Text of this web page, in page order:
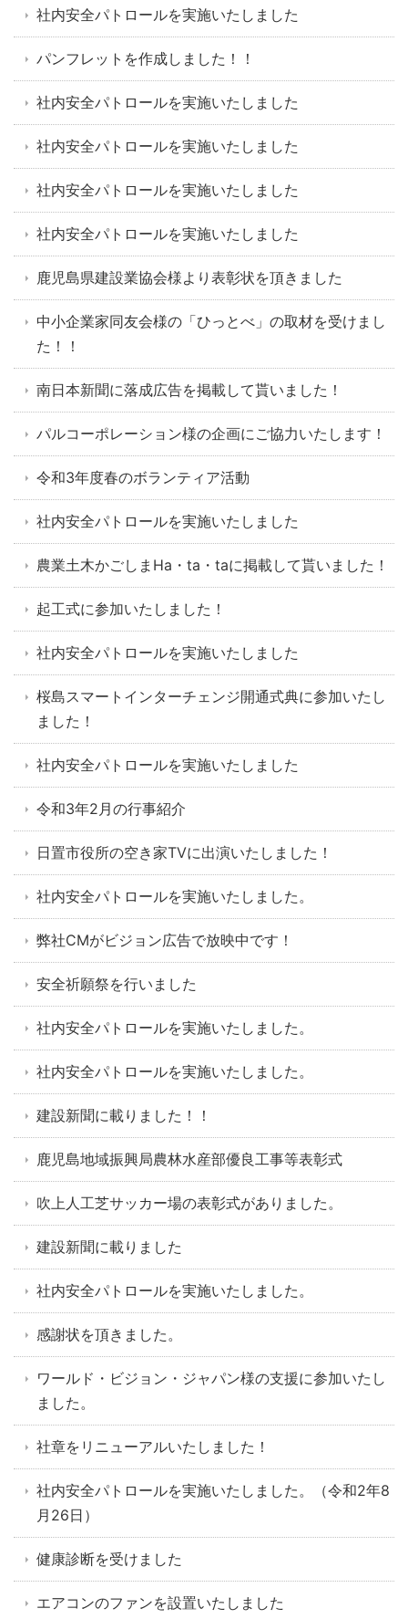
社内安全パトロールを実施いたしました
パンフレットを作成しました！！
社内安全パトロールを実施いたしました
社内安全パトロールを実施いたしました
社内安全パトロールを実施いたしました
社内安全パトロールを実施いたしました
鹿児島県建設業協会様より表彰状を頂きました
中小企業家同友会様の「ひっとべ」の取材を受けまし
た！！
南日本新聞に落成広告を掲載して貰いました！
パルコーポレーション様の企画にご協力いたします！
令和3年度春のボランティア活動
社内安全パトロールを実施いたしました
農業土木かごしまHa・ta・taに掲載して貰いました！
起工式に参加いたしました！
社内安全パトロールを実施いたしました
桜島スマートインターチェンジ開通式典に参加いたし
ました！
社内安全パトロールを実施いたしました
令和3年2月の行事紹介
日置市役所の空き家TVに出演いたしました！
社内安全パトロールを実施いたしました。
弊社CMがビジョン広告で放映中です！
安全祈願祭を行いました
社内安全パトロールを実施いたしました。
社内安全パトロールを実施いたしました。
建設新聞に載りました！！
鹿児島地域振興局農林水産部優良工事等表彰式
吹上人工芝サッカー場の表彰式がありました。
建設新聞に載りました
社内安全パトロールを実施いたしました。
感謝状を頂きました。
ワールド・ビジョン・ジャパン様の支援に参加いたし
ました。
社章をリニューアルいたしました！
社内安全パトロールを実施いたしました。（令和2年8
月26日）
健康診断を受けました
エアコンのファンを設置いたしました